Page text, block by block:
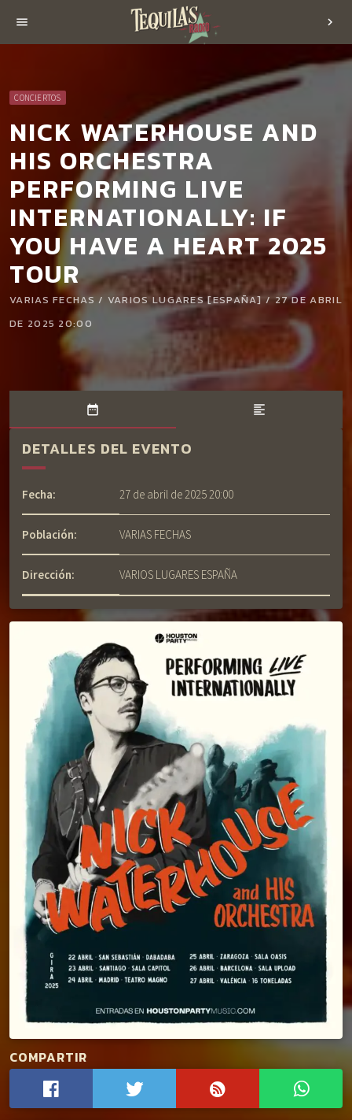
menu chevron_right
CONCIERTOS
NICK WATERHOUSE AND
HIS ORCHESTRA
PERFORMING LIVE
INTERNATIONALLY: IF
YOU HAVE A HEART 2025
TOUR
VARIAS FECHAS / VARIOS LUGARES [ESPAÑA] / 27 DE ABRIL
DE 2025 20:00
date_range format_align_left
DETALLES DEL EVENTO
Fecha: 27 de abril de 2025 20:00
Población: VARIAS FECHAS
Dirección: VARIOS LUGARES ESPAÑA
COMPARTIR